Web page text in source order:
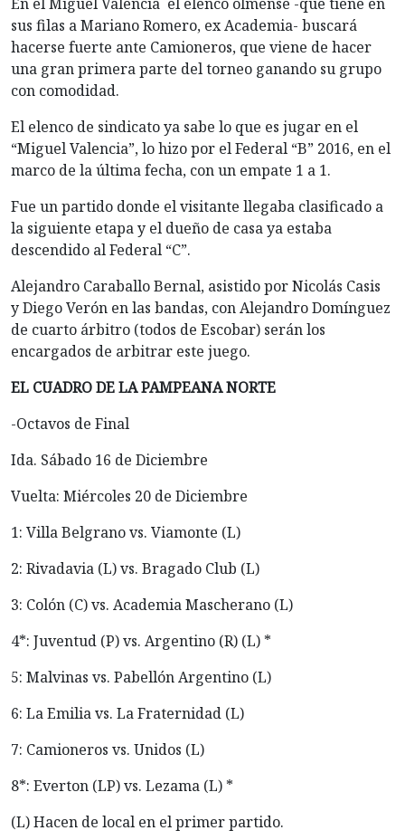
sus filas a Mariano Romero, ex Academia- buscará
hacerse fuerte ante Camioneros, que viene de hacer
una gran primera parte del torneo ganando su grupo
con comodidad.
El elenco de sindicato ya sabe lo que es jugar en el
“Miguel Valencia”, lo hizo por el Federal “B” 2016, en el
marco de la última fecha, con un empate 1 a 1.
Fue un partido donde el visitante llegaba clasificado a
la siguiente etapa y el dueño de casa ya estaba
descendido al Federal “C”.
Alejandro Caraballo Bernal, asistido por Nicolás Casis
y Diego Verón en las bandas, con Alejandro Domínguez
de cuarto árbitro (todos de Escobar) serán los
encargados de arbitrar este juego.
EL CUADRO DE LA PAMPEANA NORTE
-Octavos de Final
Ida. Sábado 16 de Diciembre
Vuelta: Miércoles 20 de Diciembre
1: Villa Belgrano vs. Viamonte (L)
2: Rivadavia (L) vs. Bragado Club (L)
3: Colón (C) vs. Academia Mascherano (L)
4*: Juventud (P) vs. Argentino (R) (L) *
5: Malvinas vs. Pabellón Argentino (L)
6: La Emilia vs. La Fraternidad (L)
7: Camioneros vs. Unidos (L)
8*: Everton (LP) vs. Lezama (L) *
(L) Hacen de local en el primer partido.